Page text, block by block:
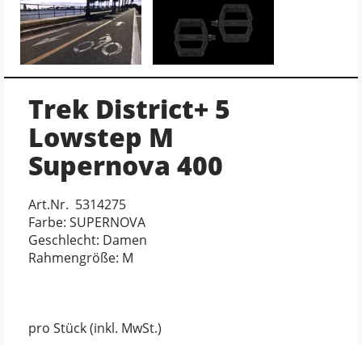
Trek District+ 5
Lowstep M
Supernova 400
Art.Nr. 5314275
Farbe: SUPERNOVA
Geschlecht: Damen
Rahmengröße: M
pro Stück (inkl. MwSt.)